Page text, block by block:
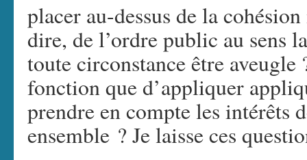
placer au-dessus de la
dire, de l’ordre public au sens
toute circonstance être aveugle
fonction que d’appliquer
prendre en compte les intérêts
ensemble ? Je laisse ces